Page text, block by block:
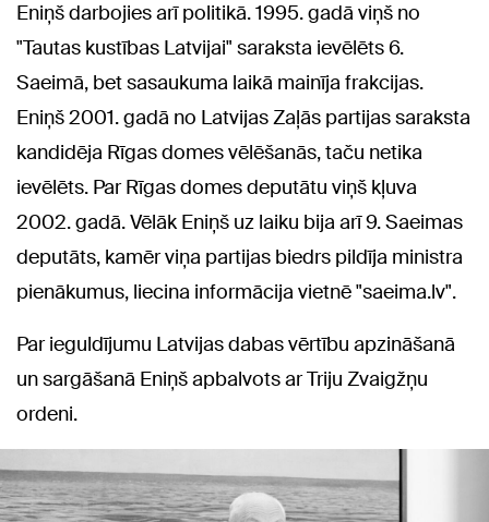
Eniņš darbojies arī politikā. 1995. gadā viņš no
"Tautas kustības Latvijai" saraksta ievēlēts 6.
Saeimā, bet sasaukuma laikā mainīja frakcijas.
Eniņš 2001. gadā no Latvijas Zaļās partijas saraksta
kandidēja Rīgas domes vēlēšanās, taču netika
ievēlēts. Par Rīgas domes deputātu viņš kļuva
2002. gadā. Vēlāk Eniņš uz laiku bija arī 9. Saeimas
deputāts, kamēr viņa partijas biedrs pildīja ministra
pienākumus, liecina informācija vietnē "saeima.lv".
Par ieguldījumu Latvijas dabas vērtību apzināšanā
un sargāšanā Eniņš apbalvots ar Triju Zvaigžņu
ordeni.